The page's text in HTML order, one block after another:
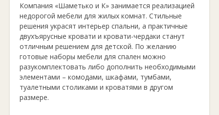
Компания «Шаметько и К» занимается реализацией
недорогой мебели для жилых комнат. Стильные
решения украсят интерьер спальни, а практичные
двухъярусные кровати и кровати-чердаки станут
отличным решением для детской. По желанию
готовые наборы мебели для спален можно
разукомплектовать либо дополнить необходимыми
элементами – комодами, шкафами, тумбами,
туалетными столиками и кроватями в другом
размере.